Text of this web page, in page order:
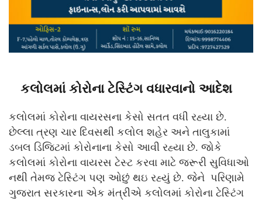
કલોલમાં કોરોના ટેસ્ટિંગ વધારવાનો આદેશ
કલોલમાં કોરોના વાયરસના કેસો સતત વધી રહ્યા છે.
છેલ્લા ત્રણ ચાર દિવસથી કલોલ શહેર અને તાલુકામાં
ડબલ ડિજિટમાં કોરોનાના કેસો આવી રહ્યા છે. જોકે
કલોલમાં કોરોના વાયરસ ટેસ્ટ કરવા માટે જરૂરી સુવિધાઓ
નથી તેમજ ટેસ્ટિંગ પણ ઓછું થઇ રહ્યું છે. જેને પરિણામે
ગુજરાત સરકારના એક મંત્રીએ કલોલમાં કોરોના ટેસ્ટિંગ